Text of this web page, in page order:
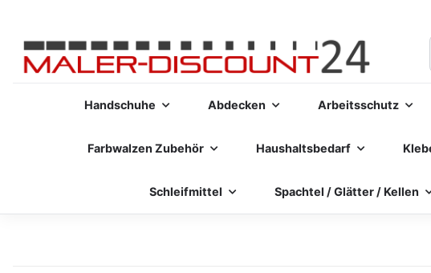
Handschuhe Abdecken Arbeitsschutz
Farbwalzen Zubehör Haushaltsbedarf
Schleifmittel Spachtel / Glätter / Kellen